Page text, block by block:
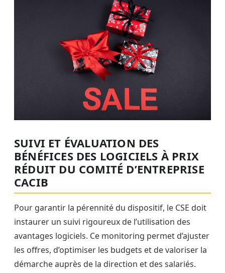
SUIVI ET ÉVALUATION DES
BÉNÉFICES DES LOGICIELS À PRIX
RÉDUIT DU COMITÉ D’ENTREPRISE
CACIB
Pour garantir la pérennité du dispositif, le CSE doit
instaurer un suivi rigoureux de l’utilisation des
avantages logiciels. Ce monitoring permet d’ajuster
les offres, d’optimiser les budgets et de valoriser la
démarche auprès de la direction et des salariés.